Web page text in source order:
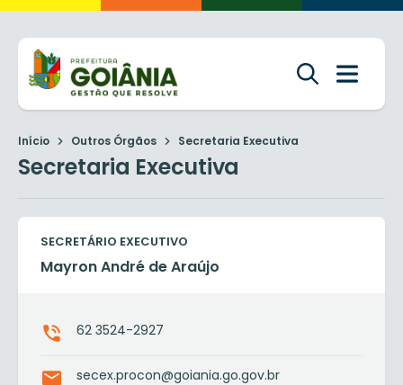
Início Outros Órgãos Secretaria Executiva
Secretaria Executiva
SECRETÁRIO EXECUTIVO
Mayron André de Araújo
62 3524-2927
secex.procon@goiania.go.gov.br